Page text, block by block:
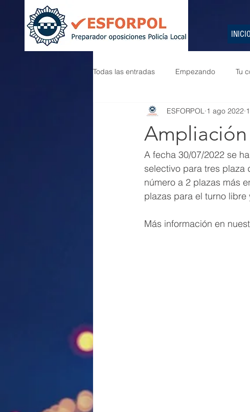
Todas las entradas Empezando Tu
Ampliación
ESFORPOL 1 ago 2022
A fecha 30/07/2022 se
selectivo para tres plaza
número a 2 plazas más
plazas para el turno
Más información en